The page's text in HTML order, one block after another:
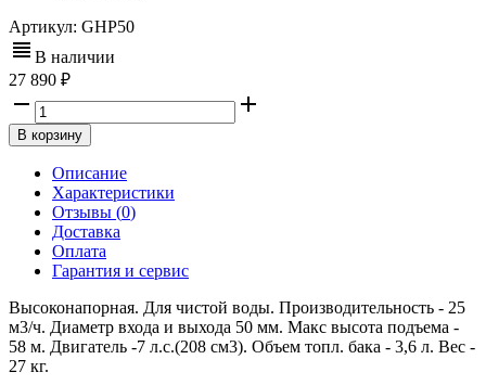
Артикул: GHP50
В наличии
27 890
В корзину
Описание
Характеристики
Отзывы (0)
Доставка
Оплата
Гарантия и сервис
Высоконапорная. Для чистой воды. Производительность - 25
м3/ч. Диаметр входа и выхода 50 мм. Макс высота подъема -
58 м. Двигатель -7 л.с.(208 см3). Объем топл. бака - 3,6 л. Вес -
27 кг.